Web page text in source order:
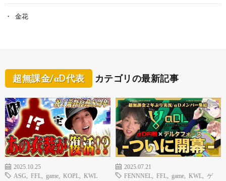
金花
超無課金/αD代表 カテゴリの最新記事
2025.10.25
ASG
FFL game KOPL KWL
2025.07.21
FENNNEL
FFL game KWL
ゲ